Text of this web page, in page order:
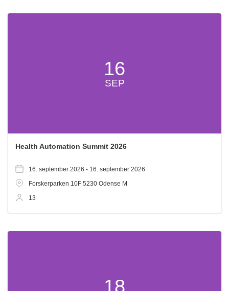
16
SEP
Health Automation Summit 2026
16. september 2026 - 16. september 2026
Forskerparken 10F 5230 Odense M
13
18